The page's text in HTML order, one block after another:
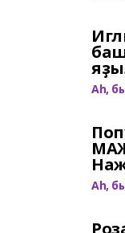
Аһ,
Аһ,